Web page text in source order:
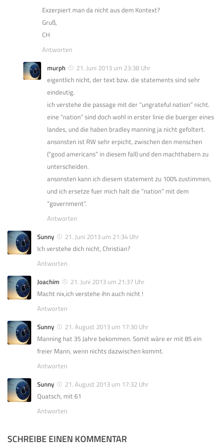
Exzerpiert man da nicht aus dem Kontext?
Gruß,
CH
Antworten
murph
21. Juni 2013 um 23:38 Uhr
eigentlich nicht, der text bzw. die statements sind sehr
eindeutig.
ich verstehe die passage mit der “ungrateful nation” nicht.
eine “nation” sind doch wohl in erster linie die buerger eines
landes, und die haben bradley manning ja nicht gefoltert.
ansonsten ist RW sehr erpicht, zwischen den menschen
(“good americans” in diesem fall) und den machthabern zu
unterscheiden.
ansonsten kann ich diesem statement zu 100% zustimmen,
und ich ersetze fuer mich halt die “nation” mit dem
“government”.
Antworten
Sunny
21. Juni 2013 um 21:34 Uhr
Ich verstehe dich nicht, Christian?
Antworten
Joachim
21. Juni 2013 um 21:37 Uhr
Macht nix,ich verstehe ihn auch nicht !
Antworten
Sunny
21. August 2013 um 17:30 Uhr
Manning hat 35 Jahre bekommen. Somit wäre er mit 85 ein
freier Mann, wenn nichts dazwischen kommt.
Antworten
Sunny
21. August 2013 um 17:32 Uhr
Quatsch, mit 61
Antworten
SCHREIBE EINEN KOMMENTAR